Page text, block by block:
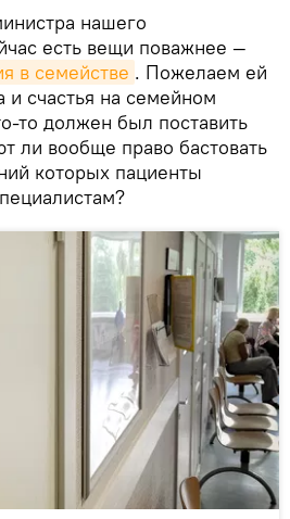
нашего
есть вещи поважнее —
в семействе . Пожелаем ей
и счастья на семейном
то должен был поставить
ли вообще право бастовать
которых пациенты